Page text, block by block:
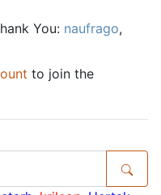
You: naufrago,
to join the